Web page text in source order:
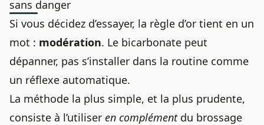
sans danger
Si vous décidez d’essayer, la règle d’or tient en un
mot : modération. Le bicarbonate peut
dépanner, pas s’installer dans la routine comme
un réflexe automatique.
La méthode la plus simple, et la plus prudente,
consiste à l’utiliser en complémentdu brossage